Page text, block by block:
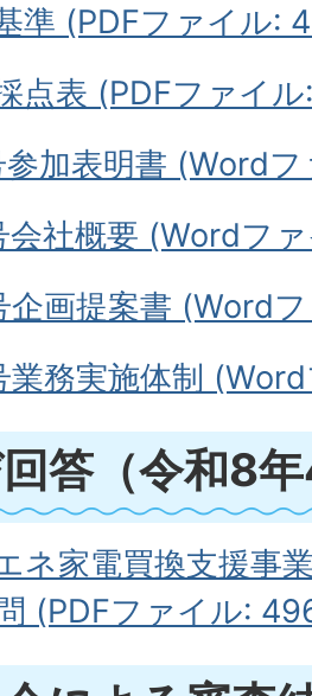
準 (PDFファイル:
点表 (PDFファイ
参加表明書 (Word
社概要 (Wordファ
企画提案書 (Word
業務実施体制
答（令和8
ネ家電買換支援事
(PDFファイル: